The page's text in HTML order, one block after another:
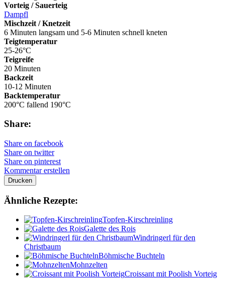
Vorteig / Sauerteig
Dampfl
Mischzeit / Knetzeit
6 Minuten langsam und 5-6 Minuten schnell kneten
Teigtemperatur
25-26°C
Teigreife
20 Minuten
Backzeit
10-12 Minuten
Backtemperatur
200°C fallend 190°C
Share:
Share on facebook
Share on twitter
Share on pinterest
Kommentar erstellen
Drucken
Ähnliche Rezepte:
Topfen-Kirschreinling
Galette des Rois
Windringerl für den
Christbaum
Böhmische Buchteln
Mohnzelten
Croissant mit Poolish Vorteig